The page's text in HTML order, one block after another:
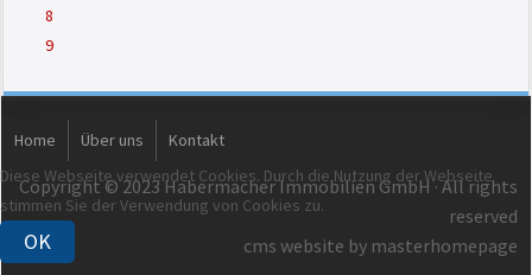
8
9
Home Über uns Kontakt
Copyright © 2023 Habermacher Immobilien GmbH · All rights
reserved
cms website by masterhomepage
Diese Webseite verwendet Cookies. Durch die Nutzung der Webseite
stimmen Sie der Verwendung von Cookies zu.
OK